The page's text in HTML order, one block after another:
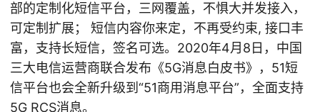
部的定制化短信平台，三网覆盖，不惧大并发接入，
可定制扩展； 短信内容你来定，不再受约束, 接口丰
富，支持长短信，签名可选。2020年4月8日，中国
三大电信运营商联合发布《5G消息白皮书》，51短
信平台也会全新升级到“51商用消息平台”，全面支持
5G RCS消息。